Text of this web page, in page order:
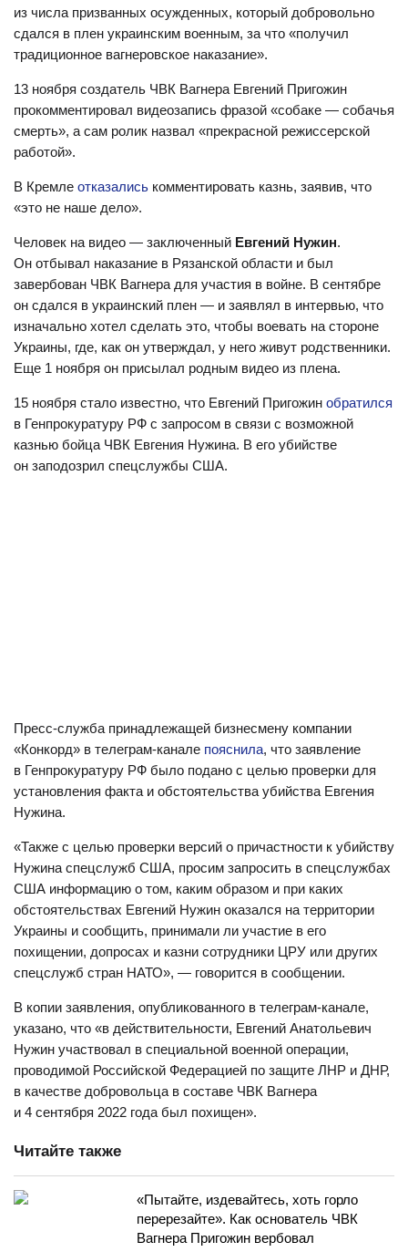
из числа призванных осужденных, который добровольно
сдался в плен украинским военным, за что «получил
традиционное вагнеровское наказание».
13 ноября создатель ЧВК Вагнера Евгений Пригожин
прокомментировал видеозапись фразой «собаке — собачья
смерть», а сам ролик назвал «прекрасной режиссерской
работой».
В Кремле отказались комментировать казнь, заявив, что
«это не наше дело».
Человек на видео — заключенный Евгений Нужин.
Он отбывал наказание в Рязанской области и был
завербован ЧВК Вагнера для участия в войне. В сентябре
он сдался в украинский плен — и заявлял в интервью, что
изначально хотел сделать это, чтобы воевать на стороне
Украины, где, как он утверждал, у него живут родственники.
Еще 1 ноября он присылал родным видео из плена.
15 ноября стало известно, что Евгений Пригожин обратился
в Генпрокуратуру РФ с запросом в связи с возможной
казнью бойца ЧВК Евгения Нужина. В его убийстве
он заподозрил спецслужбы США.
Пресс-служба принадлежащей бизнесмену компании
«Конкорд» в телеграм-канале пояснила, что заявление
в Генпрокуратуру РФ было подано с целью проверки для
установления факта и обстоятельства убийства Евгения
Нужина.
«Также с целью проверки версий о причастности к убийству
Нужина спецслужб США, просим запросить в спецслужбах
США информацию о том, каким образом и при каких
обстоятельствах Евгений Нужин оказался на территории
Украины и сообщить, принимали ли участие в его
похищении, допросах и казни сотрудники ЦРУ или других
спецслужб стран НАТО», — говорится в сообщении.
В копии заявления, опубликованного в телеграм-канале,
указано, что «в действительности, Евгений Анатольевич
Нужин участвовал в специальной военной операции,
проводимой Российской Федерацией по защите ЛНР и ДНР,
в качестве добровольца в составе ЧВК Вагнера
и 4 сентября 2022 года был похищен».
Читайте также
«Пытайте, издевайтесь, хоть горло
перерезайте». Как основатель ЧВК
Вагнера Пригожин вербовал